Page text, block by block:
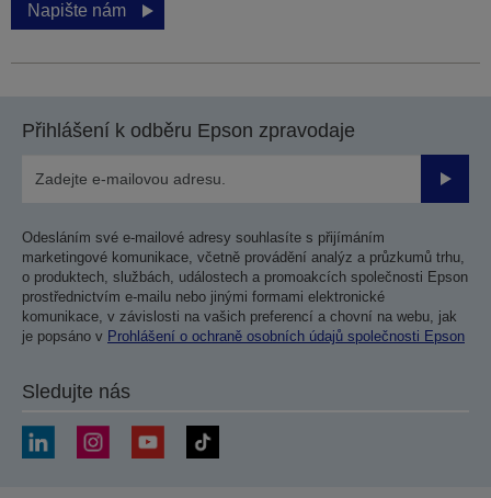
Napište nám
Přihlášení k odběru Epson zpravodaje
Odesláním své e-mailové adresy souhlasíte s přijímáním
marketingové komunikace, včetně provádění analýz a průzkumů trhu,
o produktech, službách, událostech a promoakcích společnosti Epson
prostřednictvím e-mailu nebo jinými formami elektronické
komunikace, v závislosti na vašich preferencí a chovní na webu, jak
je popsáno v Prohlášení o ochraně osobních údajů společnosti Epson
Sledujte nás